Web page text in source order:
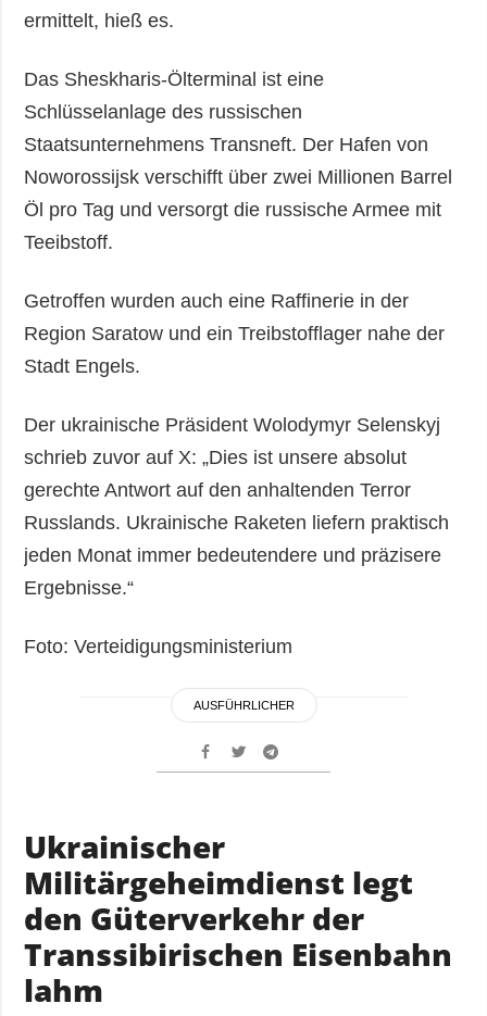
ermittelt, hieß es.
Das Sheskharis-Ölterminal ist eine
Schlüsselanlage des russischen
Staatsunternehmens Transneft. Der Hafen von
Noworossijsk verschifft über zwei Millionen Barrel
Öl pro Tag und versorgt die russische Armee mit
Teeibstoff.
Getroffen wurden auch eine Raffinerie in der
Region Saratow und ein Treibstofflager nahe der
Stadt Engels.
Der ukrainische Präsident Wolodymyr Selenskyj
schrieb zuvor auf X: „Dies ist unsere absolut
gerechte Antwort auf den anhaltenden Terror
Russlands. Ukrainische Raketen liefern praktisch
jeden Monat immer bedeutendere und präzisere
Ergebnisse.“
Foto: Verteidigungsministerium
AUSFÜHRLICHER
Ukrainischer
Militärgeheimdienst legt
den Güterverkehr der
Transsibirischen Eisenbahn
lahm